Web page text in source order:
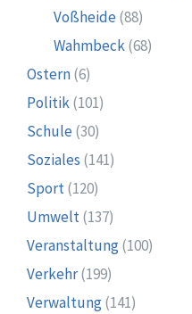
Voßheide (88)
Wahmbeck(68)
Ostern(6)
Politik(101)
Schule (30)
Soziales (141)
Sport(120)
Umwelt(137)
Veranstaltung(100)
Verkehr(199)
Verwaltung(141)